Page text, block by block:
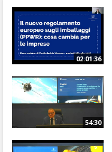
02:01:36
54:30